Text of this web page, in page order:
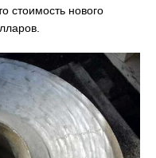
стоимость нового